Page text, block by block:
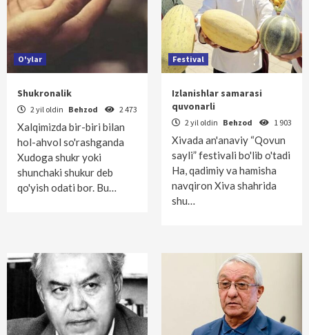
O'ylar
Shukronalik
2 yil oldin Behzod 2 473
Xalqimizda bir-biri bilan
hol-ahvol so'rashganda
Xudoga shukr yoki
shunchaki shukur deb
qo'yish odati bor. Bu…
Festival
Izlanishlar samarasi
quvonarli
2 yil oldin Behzod 1 903
Xivada an'anaviy “Qovun
sayli” festivali bo'lib o'tadi
Ha, qadimiy va hamisha
navqiron Xiva shahrida
shu…